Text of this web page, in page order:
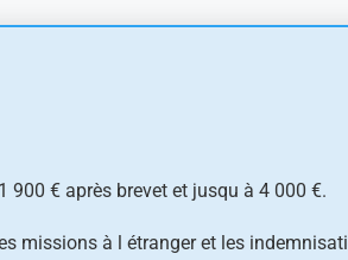
€ après brevet et jusqu à 4 000 €.
missions à l étranger et les